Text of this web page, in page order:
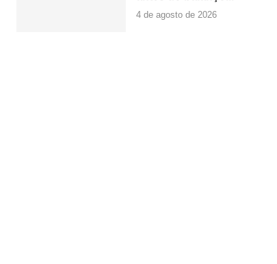
4 de agosto de 2026